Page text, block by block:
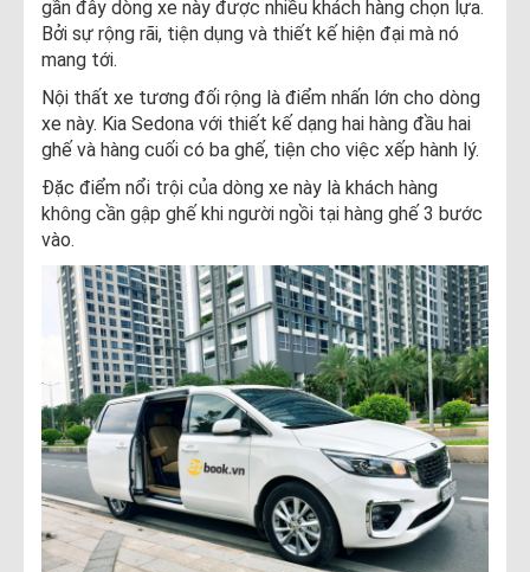
gần đây dòng xe này được nhiều khách hàng chọn lựa.
Bởi sự rộng rãi, tiện dụng và thiết kế hiện đại mà nó
mang tới.
Nội thất xe tương đối rộng là điểm nhấn lớn cho dòng
xe này. Kia Sedona với thiết kế dạng hai hàng đầu hai
ghế và hàng cuối có ba ghế, tiện cho việc xếp hành lý.
Đặc điểm nổi trội của dòng xe này là khách hàng
không cần gập ghế khi người ngồi tại hàng ghế 3 bước
vào.